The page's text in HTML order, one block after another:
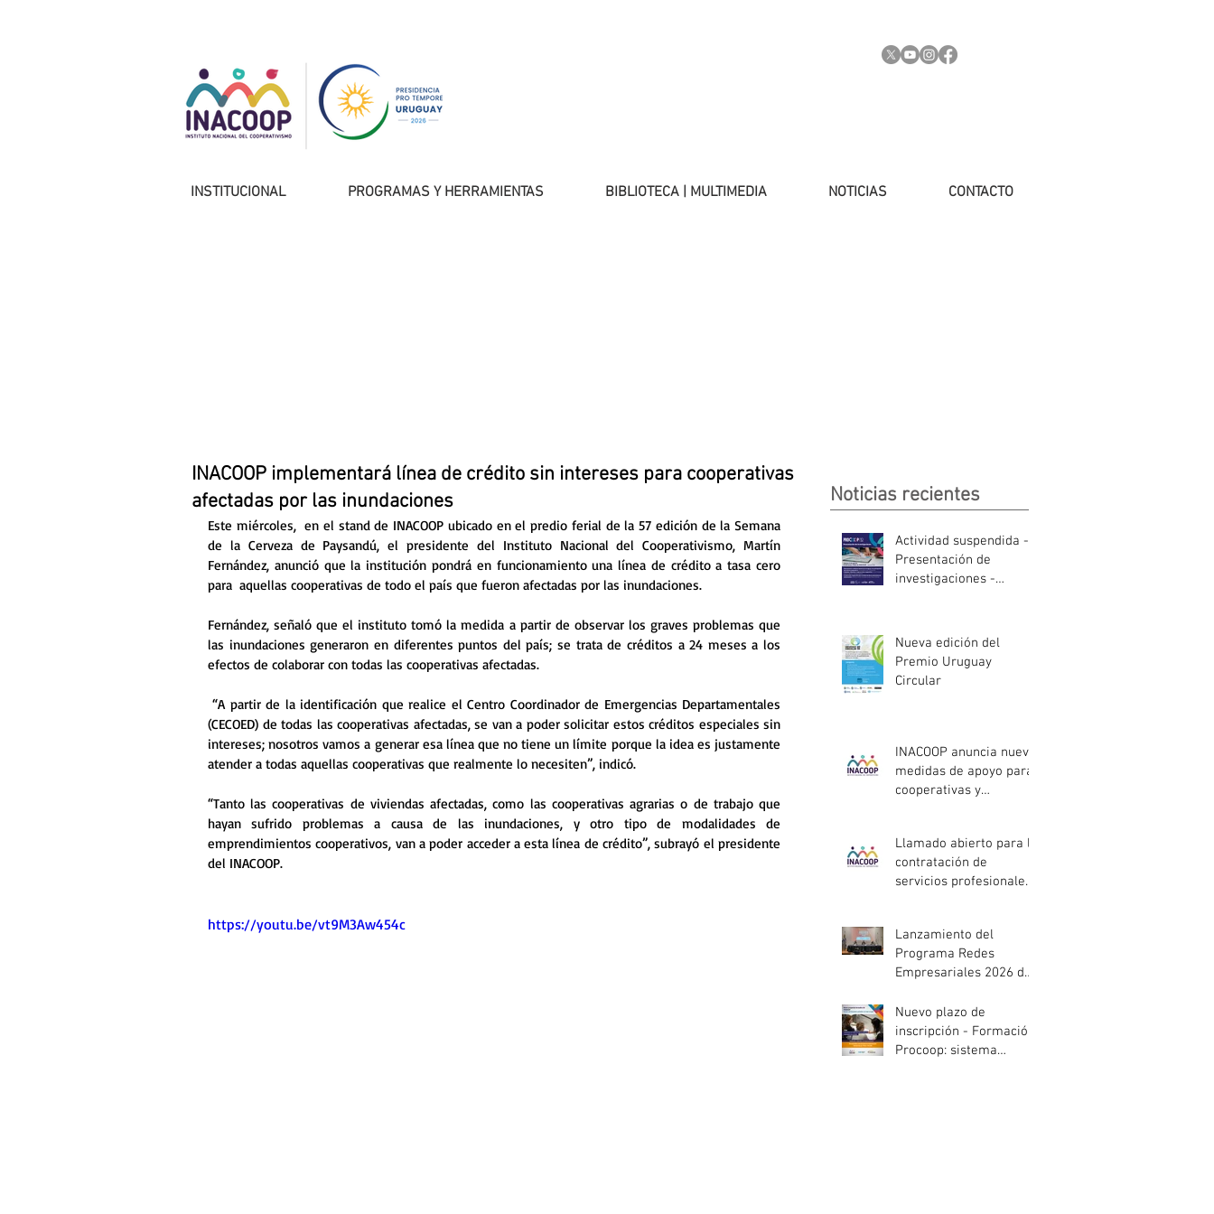
INSTITUCIONAL PROGRAMAS Y HERRAMIENTAS BIBLIOTECA | MULTIMEDIA NOTICIAS CONTACTO
INACOOP implementará línea de crédito sin intereses para cooperativas
afectadas por las inundaciones
Este miércoles,  en el stand de INACOOP ubicado en el predio ferial de la 57 edición de la Semana
de la Cerveza de Paysandú, el presidente del Instituto Nacional del Cooperativismo, Martín
Fernández, anunció que la institución pondrá en funcionamiento una línea de crédito a tasa cero
para  aquellas cooperativas de todo el país que fueron afectadas por las inundaciones.
Fernández, señaló que el instituto tomó la medida a partir de observar los graves problemas que
las inundaciones generaron en diferentes puntos del país; se trata de créditos a 24 meses a los
efectos de colaborar con todas las cooperativas afectadas.
“A partir de la identificación que realice el Centro Coordinador de Emergencias Departamentales
(CECOED) de todas las cooperativas afectadas, se van a poder solicitar estos créditos especiales sin
intereses; nosotros vamos a generar esa línea que no tiene un límite porque la idea es justamente
atender a todas aquellas cooperativas que realmente lo necesiten”, indicó.
“Tanto las cooperativas de viviendas afectadas, como las cooperativas agrarias o de trabajo que
hayan sufrido problemas a causa de las inundaciones, y otro tipo de modalidades de
emprendimientos cooperativos, van a poder acceder a esta línea de crédito”, subrayó el presidente
del INACOOP.
https://youtu.be/vt9M3Aw454c
Noticias recientes
Actividad suspendida -
Presentación de
investigaciones -
Nueva edición del
Premio Uruguay
Circular
INACOOP anuncia nueve
medidas de apoyo para
cooperativas y
afectadas por el
temporal
Llamado abierto para la
contratación de
servicios profesionales
Lanzamiento del
Programa Redes
Empresariales 2026 de
Nuevo plazo de
inscripción - Formación
Procoop: sistema